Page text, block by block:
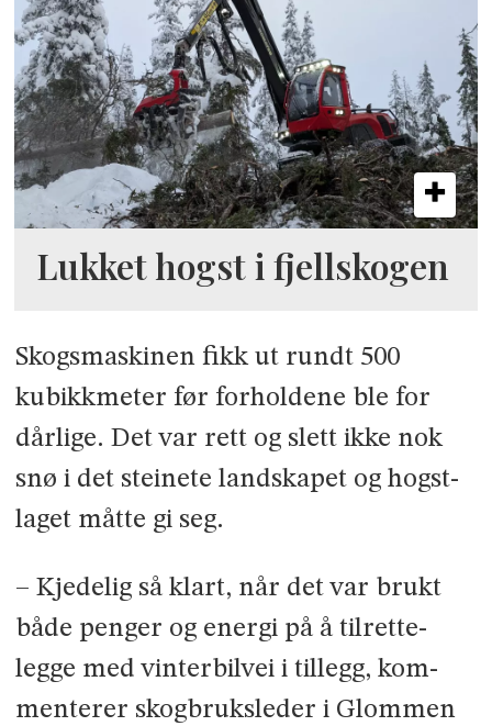
Lukket hogst i fjellskogen
Skogsmaskinen fikk ut rundt 500
kubikkmeter før forholdene ble for
dårlige. Det var rett og slett ikke nok
snø i det steinete landskapet og hogst­
laget måtte gi seg.
– Kjedelig så klart, når det var brukt
både penger og energi på å tilrette­
legge med vinterbilvei i tillegg, kom­
menterer skogbruksleder i Glommen